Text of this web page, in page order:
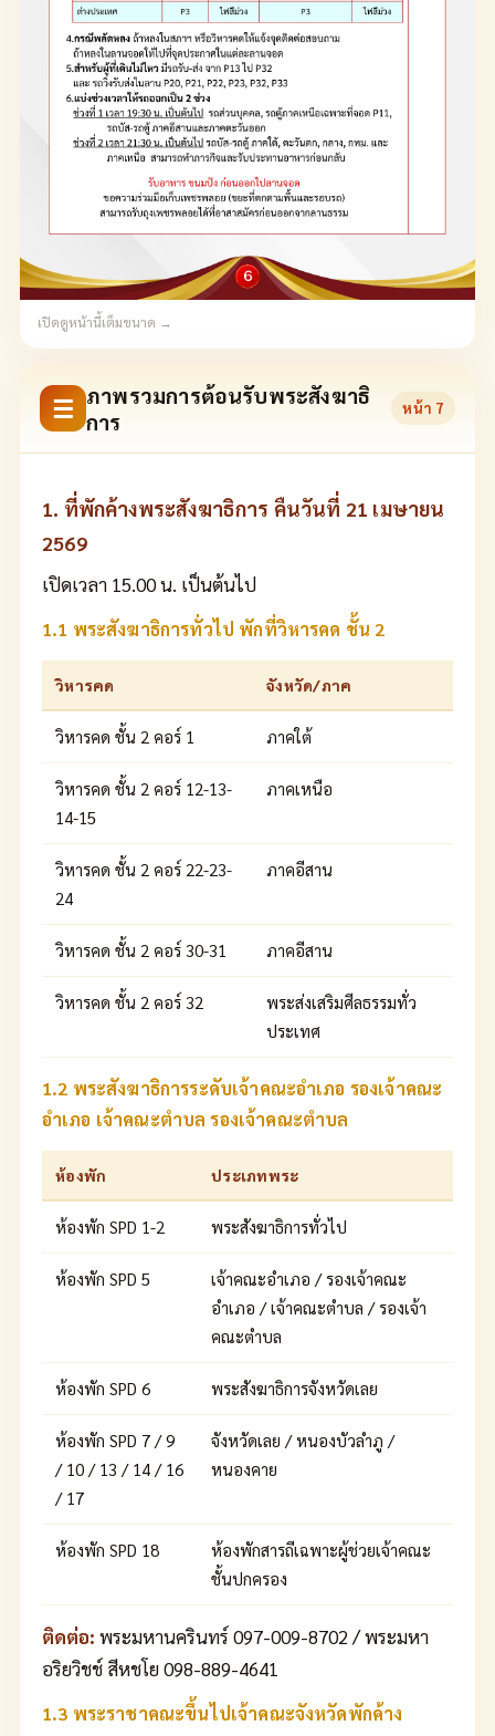
เปิดดูหน้านี้เต็มขนาด →
☰ ภาพรวมการต้อนรับพระสังฆาธิ
การ
หน้า 7
1. ที่พักค้างพระสังฆาธิการ คืนวันที่ 21 เมษายน
2569
เปิดเวลา 15.00 น. เป็นต้นไป
1.1 พระสังฆาธิการทั่วไป พักที่วิหารคด ชั้น 2
วิหารคด จังหวัด/ภาค
วิหารคด ชั้น 2 คอร์ 1 ภาคใต้
วิหารคด ชั้น 2 คอร์ 12-13-
14-15
ภาคเหนือ
วิหารคด ชั้น 2 คอร์ 22-23-
24
ภาคอีสาน
วิหารคด ชั้น 2 คอร์ 30-31 ภาคอีสาน
วิหารคด ชั้น 2 คอร์ 32
พระส่งเสริมศีลธรรมทั่ว
ประเทศ
1.2 พระสังฆาธิการระดับเจ้าคณะอำเภอ รองเจ้าคณะ
อำเภอ เจ้าคณะตำบล รองเจ้าคณะตำบล
ห้องพัก ประเภทพระ
ห้องพัก SPD 1-2 พระสังฆาธิการทั่วไป
ห้องพัก SPD 5
เจ้าคณะอำเภอ / รองเจ้าคณะ
อำเภอ / เจ้าคณะตำบล / รองเจ้า
คณะตำบล
ห้องพัก SPD 6 พระสังฆาธิการจังหวัดเลย
ห้องพัก SPD 7 / 9
/ 10 / 13 / 14 / 16
/ 17
จังหวัดเลย / หนองบัวลำภู /
หนองคาย
ห้องพัก SPD 18
ห้องพักสารถีเฉพาะผู้ช่วยเจ้าคณะ
ชั้นปกครอง
ติดต่อ: พระมหานครินทร์ 097-009-8702 / พระมหา
อริยวิชช์ สีหชโย 098-889-4641
1.3 พระราชาคณะขึ้นไปเจ้าคณะจังหวัดพักค้าง